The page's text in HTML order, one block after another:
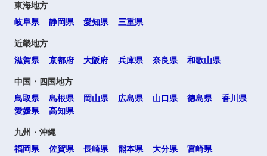
東海地方
岐阜県
静岡県 愛知県 三重県
近畿地方
滋賀県
京都府 大阪府 兵庫県 奈良県 和歌山県
中国・四国地方
鳥取県
島根県 岡山県 広島県 山口県 徳島県
香川県
愛媛県
高知県
九州・沖縄
福岡県
佐賀県 長崎県 熊本県 大分県
宮崎県